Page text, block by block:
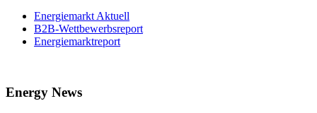
Energiemarkt Aktuell
B2B-Wettbewerbsreport
Energiemarktreport
Energy News